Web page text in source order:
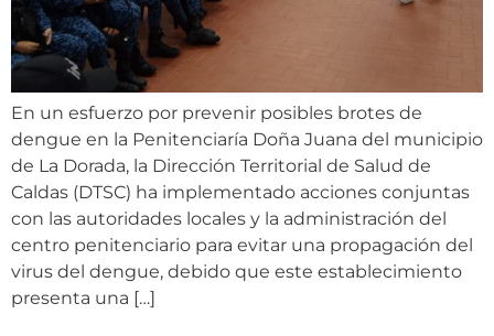
En un esfuerzo por prevenir posibles brotes de
dengue en la Penitenciaría Doña Juana del municipio
de La Dorada, la Dirección Territorial de Salud de
Caldas (DTSC) ha implementado acciones conjuntas
con las autoridades locales y la administración del
centro penitenciario para evitar una propagación del
virus del dengue, debido que este establecimiento
presenta una […]